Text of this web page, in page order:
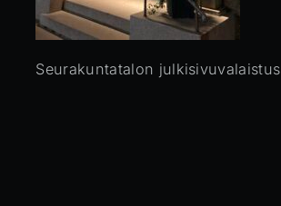
Seurakuntatalon julkisivuvalaistus